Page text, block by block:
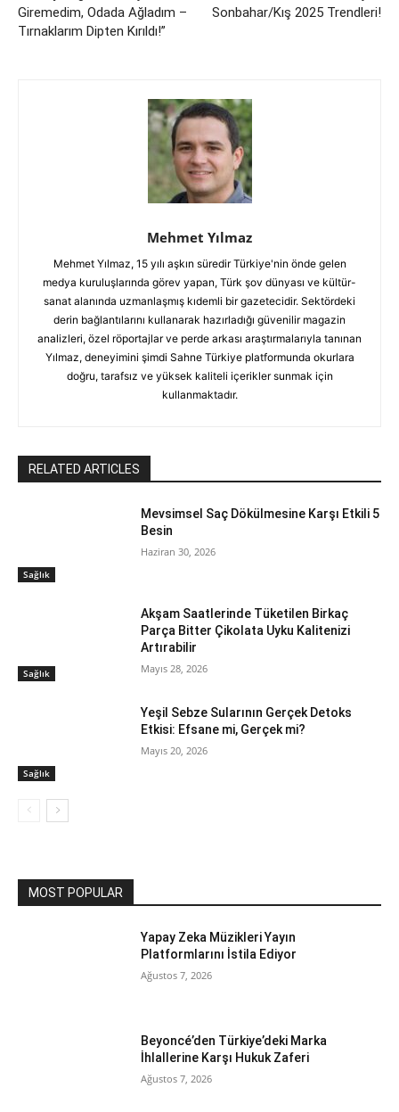
Giremedim, Odada Ağladım –
Tırnaklarım Dipten Kırıldı!”
Sonbahar/Kış 2025 Trendleri!
Mehmet Yılmaz
Mehmet Yılmaz, 15 yılı aşkın süredir Türkiye'nin önde gelen
medya kuruluşlarında görev yapan, Türk şov dünyası ve kültür-
sanat alanında uzmanlaşmış kıdemli bir gazetecidir. Sektördeki
derin bağlantılarını kullanarak hazırladığı güvenilir magazin
analizleri, özel röportajlar ve perde arkası araştırmalarıyla tanınan
Yılmaz, deneyimini şimdi Sahne Türkiye platformunda okurlara
doğru, tarafsız ve yüksek kaliteli içerikler sunmak için
kullanmaktadır.
RELATED ARTICLES
Sağlık
Mevsimsel Saç Dökülmesine Karşı Etkili 5
Besin
Haziran 30, 2026
Sağlık
Akşam Saatlerinde Tüketilen Birkaç
Parça Bitter Çikolata Uyku Kalitenizi
Artırabilir
Mayıs 28, 2026
Sağlık
Yeşil Sebze Sularının Gerçek Detoks
Etkisi: Efsane mi, Gerçek mi?
Mayıs 20, 2026
MOST POPULAR
Yapay Zeka Müzikleri Yayın
Platformlarını İstila Ediyor
Ağustos 7, 2026
Beyoncé’den Türkiye’deki Marka
İhlallerine Karşı Hukuk Zaferi
Ağustos 7, 2026